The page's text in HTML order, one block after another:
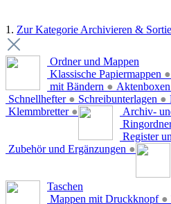
1. Zur Kategorie Archivieren &
Ordner und Mappen
Klassische Papiermappen ●
mit Bändern ● Aktenboxen
Schnellhefter ● Schreibunterlagen ●
Klemmbretter ●
Archiv-
Register
Zubehör und Ergänzungen ●
Taschen
Mappen mit Druckknopf ●